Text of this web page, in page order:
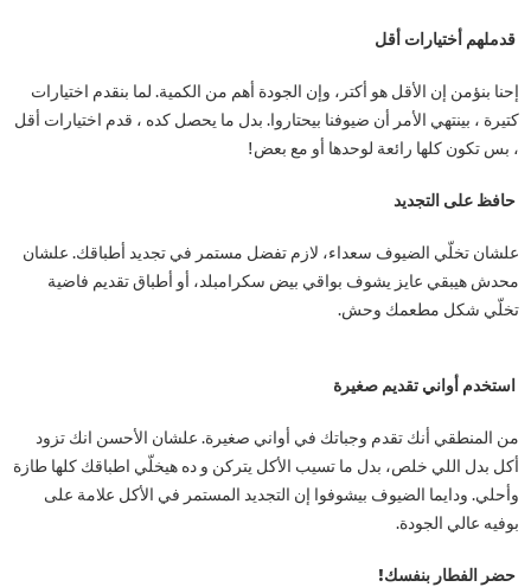
قدملهم أختيارات أقل
إحنا بنؤمن إن الأقل هو أكتر، وإن الجودة أهم من الكمية. لما بنقدم اختيارات
كتيرة ، بينتهي الأمر أن ضيوفنا بيحتاروا. بدل ما يحصل كده ، قدم اختيارات أقل
، بس تكون كلها رائعة لوحدها أو مع بعض!
حافظ على التجديد
علشان تخلّي الضيوف سعداء، لازم تفضل مستمر في تجديد أطباقك. علشان
محدش هيبقي عايز يشوف بواقي بيض سكرامبلد، أو أطباق تقديم فاضية
تخلّي شكل مطعمك وحش.
استخدم أواني تقديم صغيرة
من المنطقي أنك تقدم وجباتك في أواني صغيرة. علشان الأحسن انك تزود
أكل بدل اللي خلص، بدل ما تسيب الأكل يتركن و ده هيخلّي اطباقك كلها طازة
وأحلي. ودايما الضيوف بيشوفوا إن التجديد المستمر في الأكل علامة على
بوفيه عالي الجودة.
حضر الفطار بنفسك!